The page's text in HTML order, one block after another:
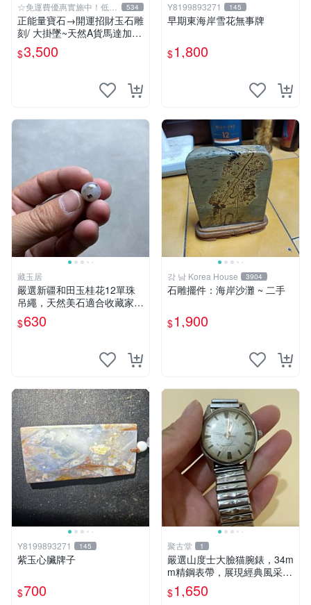
☆免運費優惠實施中！低於
批發價
534
正能量寶石→開運招財玉石雕
刻/ 大掛墜~天然A貨馬達加斯
加金橘紅玉髓{福祿雙至}MAZ
22【紀老師玉石坊】冰透光
$3,500
Y8199893271 145
早期東海岸雪花無事牌
$1,800
藏玉居
嚴選新疆和田玉桂花12單珠
吊繩，天然美石適合收藏家。
48元超值特惠！ 桂花 石頭 和
田玉
$630
강 남 Korea House 3904
石雕擺件：海岸沙灘 ~ 二手
$1,900
Y8199893271 145
紫玉心臟牌子
$700
聚古堂 1
嚴選山度士大臉猫腕錶，34m
m精鋼表帶，展現經典風采
瑞士製表藝術，品味之選 古
董錶 腕錶收藏
$1,650